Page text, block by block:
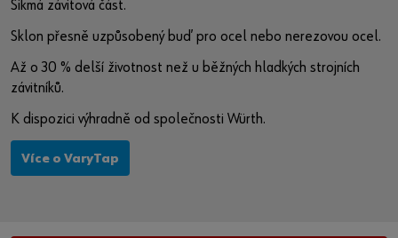
Šikmá závitová část.
Sklon přesně uzpůsobený buď pro ocel nebo nerezovou ocel.
Až o 30 % delší životnost než u běžných hladkých strojních
závitníků.
K dispozici výhradně od společnosti Würth.
Více o VaryTap